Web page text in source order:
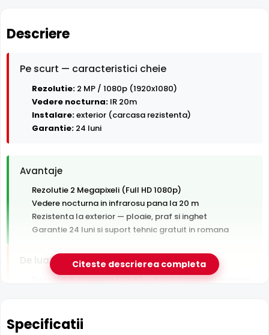
Descriere
Pe scurt — caracteristici cheie
Rezolutie: 2 MP / 1080p (1920x1080)
Vedere nocturna: IR 20m
Instalare:exterior (carcasa rezistenta)
Garantie: 24 luni
Avantaje
Rezolutie 2 Megapixeli (Full HD 1080p)
Vedere nocturna in infrarosu pana la 20 m
Rezistenta la exterior — ploaie, praf si inghet
Garantie 24 luni si suport tehnic gratuit in romana
De luat in calcul
Distanta IR modesta (20 m) — potrivita pentru incaperi
conecteaza direct la retea
Citeste descrierea completa
Specificatii